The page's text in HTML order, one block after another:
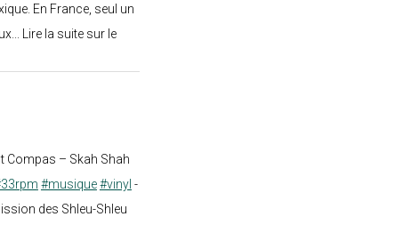
En France, seul un
Lire la suite sur le
Compas – Skah Shah
#musique#vinyl -
des Shleu-Shleu